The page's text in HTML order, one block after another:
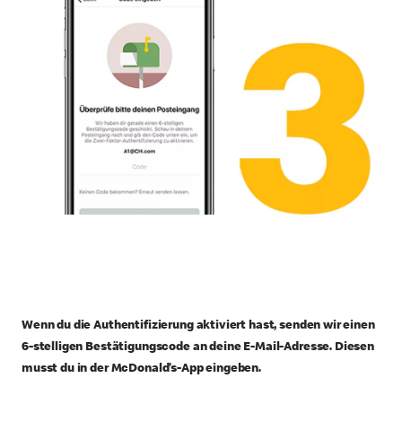
Wenn du die Authentifizierung aktiviert hast, senden wir einen
6-stelligen Bestätigungscode an deine E-Mail-Adresse. Diesen
musst du in der McDonald’s-App eingeben.